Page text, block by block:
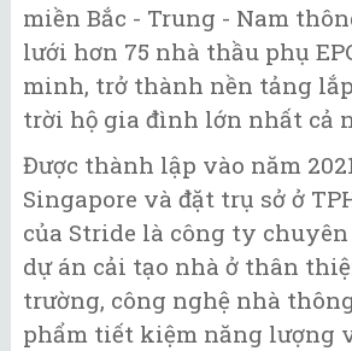
miền Bắc - Trung - Nam
lưới hơn 75 nhà thầu phụ
minh, trở thành nền tảng
trời hộ gia đình lớn nhất cả
Được thành lập vào năm
Singapore và đặt trụ sở ở
của Stride là công ty chuyên
dự án cải tạo nhà ở thân
trường, công nghệ nhà
phẩm tiết kiệm năng lượng